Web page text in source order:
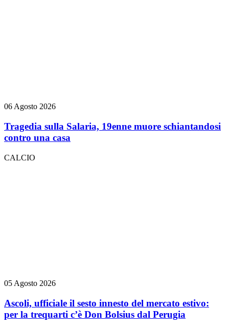
06 Agosto 2026
Tragedia sulla Salaria, 19enne muore schiantandosi
contro una casa
CALCIO
05 Agosto 2026
Ascoli, ufficiale il sesto innesto del mercato estivo:
per la trequarti c’è Don Bolsius dal Perugia